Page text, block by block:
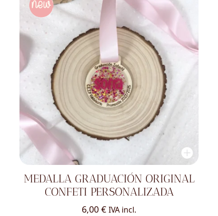
MEDALLA GRADUACIÓN ORIGINAL
CONFETI PERSONALIZADA
6,00 € IVA incl.